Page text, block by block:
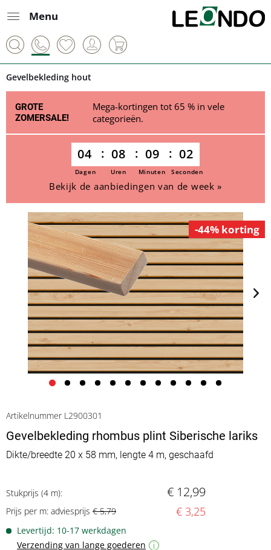
Menu
Gevelbekleding hout
GROTE
ZOMERSALE!
Mega-kortingen tot 65 % in vele
categorieën.
04 08 09 02
Dagen Uren Minuten Seconden
Bekijk de aanbiedingen van de week »
-44% korting
Artikelnummer L2900301
Gevelbekleding rhombus plint Siberische lariks
Dikte/breedte 20 x 58 mm, lengte 4 m, geschaafd
Stukprijs (4 m): € 12,99
Prijs per m: adviesprijs € 5,79 € 3,25
Levertijd: 10-17 werkdagen
Verzending van lange goederen
i